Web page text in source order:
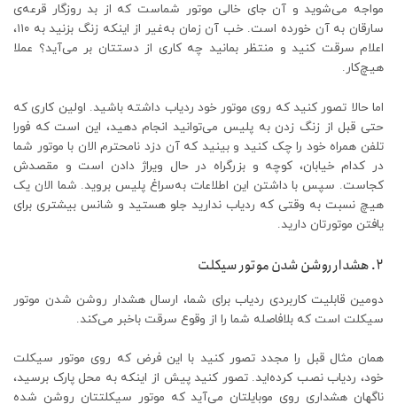
مواجه می‌شوید و آن جای خالی موتور شماست که از بد روزگار قرعه‌ی
سارقان به آن خورده است. خب آن زمان به‌غیر از اینکه زنگ بزنید به ۱۱۰،
اعلام سرقت کنید و منتظر بمانید چه کاری از دستتان بر می‌آید؟ عملا
هیچ‌کار.
‌اما حالا تصور کنید که روی موتور خود ردیاب داشته باشید. اولین کاری که
حتی قبل از زنگ زدن به پلیس می‌توانید انجام دهید، این است که فورا
تلفن همراه خود را چک ‌کنید و ‌بینید که آن دزد نامحترم الان با موتور شما
در کدام خیابان، کوچه و بزرگراه در حال ویراژ دادن است و مقصدش
کجاست. سپس با داشتن این اطلاعات به‌سراغ پلیس بروید. شما الان یک
هیچ نسبت به وقتی که ردیاب ندارید جلو هستید و شانس بیشتری برای
یافتن موتورتان دارید.
۲. هشدار روشن شدن موتور سیکلت
دومین قابلیت کاربردی ردیاب برای شما، ارسال هشدار روشن شدن موتور
سیکلت است که بلافاصله شما را از وقوع سرقت باخبر می‌کند.
‌همان مثال قبل را مجدد تصور کنید با این فرض که روی موتور سیکلت
خود، ردیاب نصب کرده‌اید. تصور کنید پیش از اینکه به محل پارک برسید،
ناگهان هشداری روی موبایلتان می‌آید که موتور سیکلتتان روشن شده